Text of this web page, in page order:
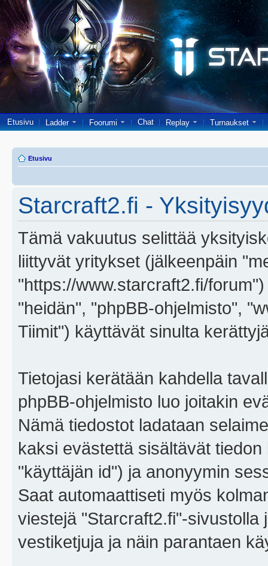
Etusivu Ladder Foorumi Chat Replay Turnaukset
Etusivu
Starcraft2.fi -
Tämä vakuutus selittää
liittyvät yritykset (jälkeenpäin
"https://www.starcraft2.fi/
"heidän", "phpBB-ohjelmisto",
Tiimit") käyttävät sinulta
Tietojasi kerätään kahdella
phpBB-ohjelmisto luo joitakin
Nämä tiedostot ladataan
kaksi evästettä sisältävät
"käyttäjän id") ja anonyymin
Saat automaattiseti myös
viestejä "Starcraft2.fi"-sivustolla
vestiketjuja ja näin parantaen